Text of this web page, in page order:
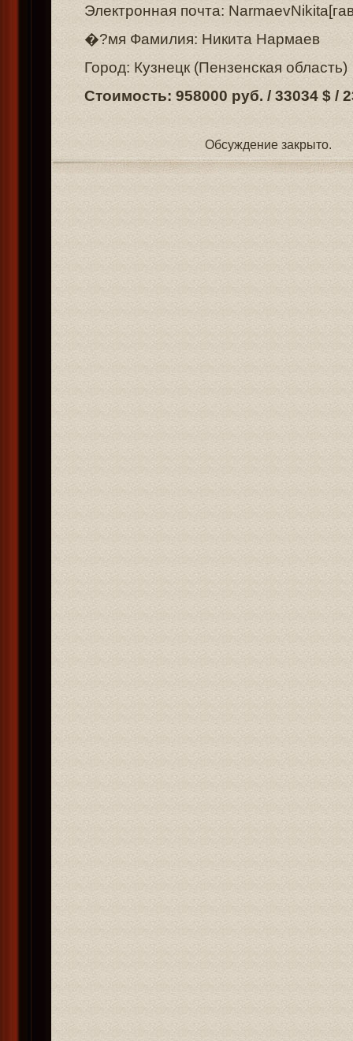
Электронная почта:
�?мя Фамилия: Никита Нармаев
Город: Кузнецк (Пензенская область)
Стоимость: 958000 руб. / 33034 $ /
Обсуждение закрыто.